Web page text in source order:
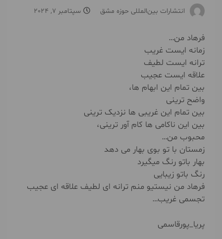
انتشارات بین‌المللی حوزه مشق سپتامبر 7, 2024
فرهاد من…
زمانه ایست غریب
ترانه ایست لطیف
علاقه ایست عجیب
بین تمام این ابهام ها،
واضح ترینی
بین تمام این غریبی ها نزدیک ترینی
بین این ناکامی ها کام آور ترینی،
محبوب من…
زمستان با تو بوی بهار می دهد
بهار باتو رنگ میگیرد
رنگ باتو زیبایی
فرهاد من نیستیو منم ترانه ای لطیف علاقه ای عجیب
تجسمی غریب…
پریا_پورقاسمی